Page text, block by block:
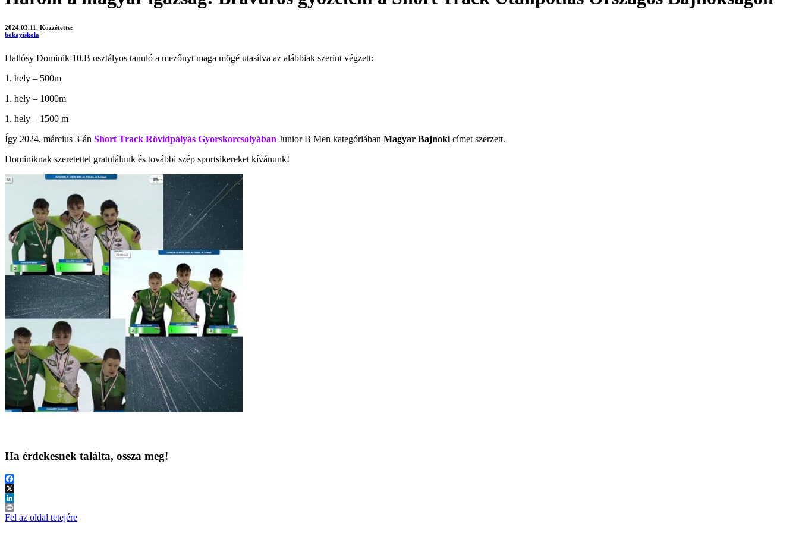
2024.03.11. Közzétette:
bokayiskola
Hallósy Dominik 10.B osztályos tanuló a mezőnyt maga mögé utasítva az alábbiak szerint végzett:
1. hely – 500m
1. hely – 1000m
1. hely – 1500 m
Így 2024. március 3-án Short Track Rövidpályás Gyorskorcsolyában Junior B Men kategóriában Magyar Bajnoki címet szerzett.
Dominiknak szeretettel gratulálunk és további szép sportsikereket kívánunk!
Ha érdekesnek találta, ossza meg!
Facebook
X
LinkedIn
Print
Fel az oldal tetejére